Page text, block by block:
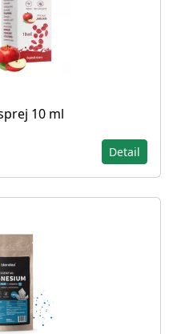
10 ml
Detail